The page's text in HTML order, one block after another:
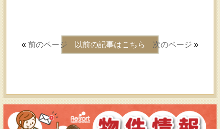
« 前のページ 次のページ »
以前の記事はこちら